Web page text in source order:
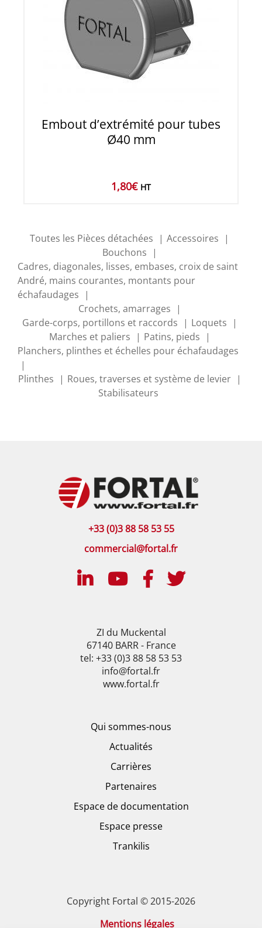
Embout d’extrémité pour tubes
Ø40 mm
1,80€ HT
Toutes les Pièces détachées
Accessoires
Bouchons
Cadres, diagonales, lisses, embases, croix de saint
André, mains courantes, montants pour
échafaudages
Crochets, amarrages
Garde-corps, portillons et raccords
Loquets
Marches et paliers
Patins, pieds
Planchers, plinthes et échelles pour échafaudages
Plinthes
Roues, traverses et système de levier
Stabilisateurs
+33 (0)3 88 58 53 55
commercial@fortal.fr
ZI du Muckental
67140 BARR - France
tel: +33 (0)3 88 58 53 53
info@fortal.fr
www.fortal.fr
Qui sommes-nous
Actualités
Carrières
Partenaires
Espace de documentation
Espace presse
Trankilis
Copyright Fortal © 2015-2026
Mentions légales